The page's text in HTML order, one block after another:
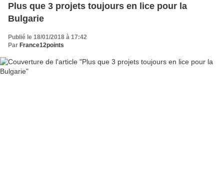
Plus que 3 projets toujours en lice pour la
Bulgarie
Publié le 18/01/2018 à 17:42
Par France12points